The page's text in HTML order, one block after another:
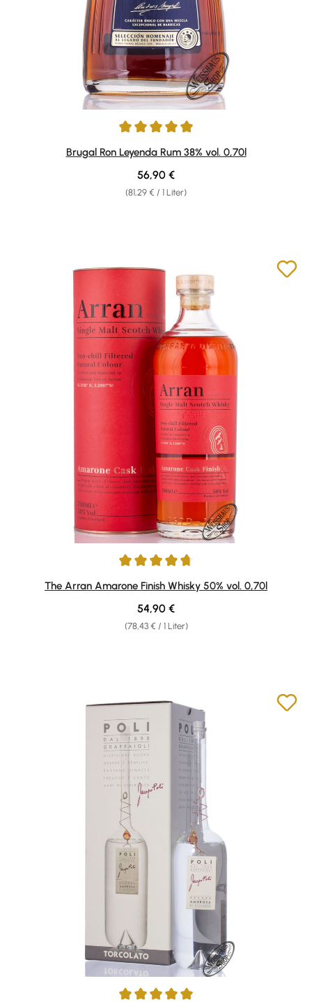
Durchschnittliche Bewertung von 4.96 von 5 Sternen
Brugal Ron Leyenda Rum 38% vol. 0,70l
(81,29 € / 1 Liter)
Regulärer Preis:
56,90 €
Durchschnittliche Bewertung von 4.78 von 5 Sternen
The Arran Amarone Finish Whisky 50% vol. 0,70l
(78,43 € / 1 Liter)
Regulärer Preis:
54,90 €